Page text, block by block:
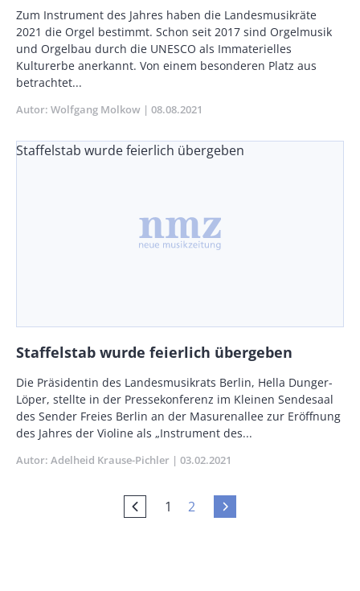
Body
Zum Instrument des Jahres haben die Landesmusikräte
2021 die Orgel bestimmt. Schon seit 2017 sind Orgelmusik
und Orgelbau durch die UNESCO als Immaterielles
Kulturerbe anerkannt. Von einem besonderen Platz aus
betrachtet...
Autor Wolfgang Molkow Publikationsdatum
08.08.2021
Staffelstab wurde feierlich übergeben
Staffelstab wurde feierlich übergeben
Body
Die Präsidentin des Landesmusikrats Berlin, Hella Dunger-
Löper, stellte in der Pressekonferenz im Kleinen Sendesaal
des Sender Freies Berlin an der Masurenallee zur Eröffnung
des Jahres der Violine als „Instrument des...
Autor Adelheid Krause-Pichler Publikationsdatum
03.02.2021
SeitennummerierungVorherige
Current
1 Seite
2
Nächste